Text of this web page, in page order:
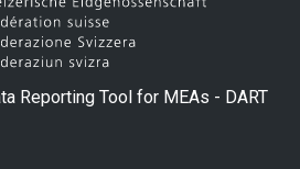
Reporting Tool for MEAs - DART